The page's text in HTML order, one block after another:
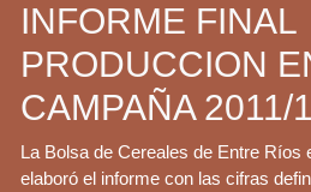
INFORME FINAL
PRODUCCION
CAMPAÑA 2011/
La Bolsa de Cereales de Entre Ríos
elaboró el informe con las cifras